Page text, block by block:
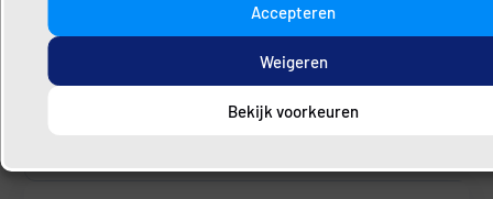
Accepteren
Weigeren
Bekijk voorkeuren
Share: